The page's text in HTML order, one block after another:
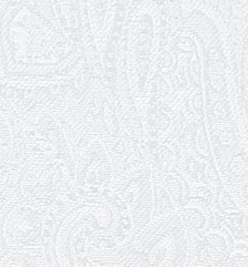
Відновлення
06.05.2026
Вітаємо з
кольори однієї
26.04.2026
З першою
25.04.2026
Трудовий ювілей